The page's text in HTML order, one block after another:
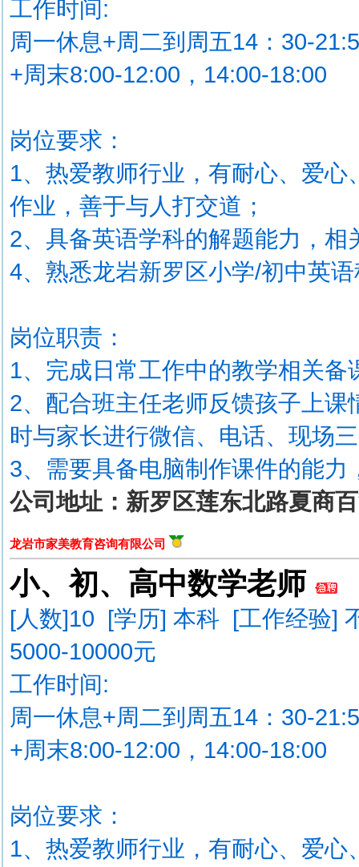
工作时间:
周一休息+周二到周五14：30-
+周末8:00-12:00，14:00-18:00
岗位要求：
1、热爱教师行业，有耐心、爱
作业，善于与人打交道；
2、具备英语学科的解题能力，相
4、熟悉龙岩新罗区小学/初中英
岗位职责：
1、完成日常工作中的教学相关
2、配合班主任老师反馈孩子上
时与家长进行微信、电话、现场
3、需要具备电脑制作课件的能力
公司地址：新罗区莲东北路夏商
龙岩市家美教育咨询有限公司
小、初、高中数学老师
[人数]10 [学历] 本科 [工作经验]
5000-10000元
工作时间:
周一休息+周二到周五14：30-
+周末8:00-12:00，14:00-18:00
岗位要求：
1、热爱教师行业，有耐心、爱